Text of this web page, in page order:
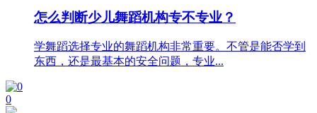
怎么判断少儿舞蹈机构专不专业？
学舞蹈选择专业的舞蹈机构非常重要。不管是能否学到
东西，还是最基本的安全问题，专业...
0